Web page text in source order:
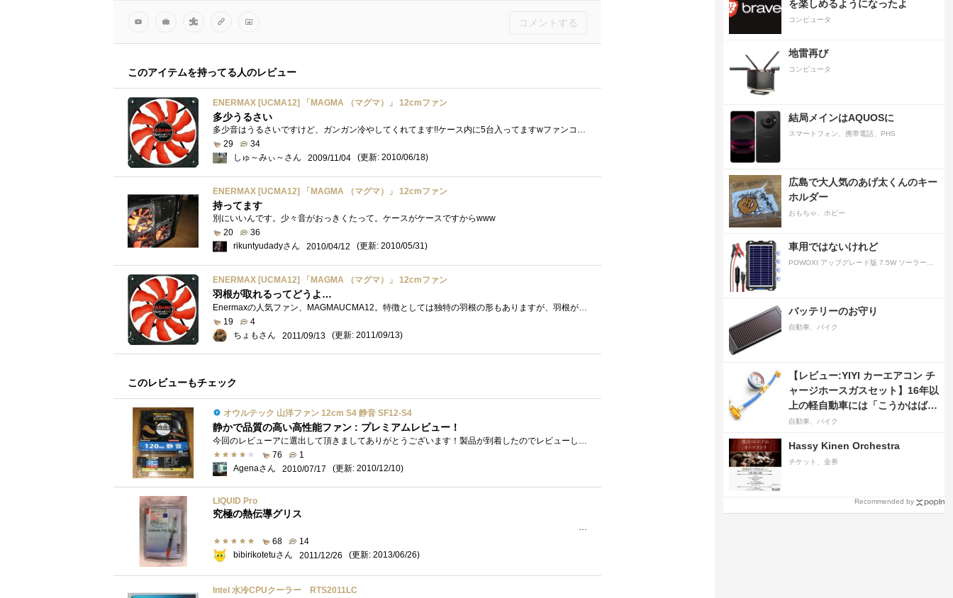
コメントする
このアイテムを持ってる人のレビュー
ENERMAX [UCMA12] 「MAGMA （マグマ）」 12cmファン
多少うるさい
多少音はうるさいですけど、ガンガン冷やしてくれてます!!ケース内に5台入ってますwファンコンで回転数を絞ってあげるととても静かになります。
29
34
しゅ～みぃ～さん
2009/11/04 (更新: 2010/06/18)
ENERMAX [UCMA12] 「MAGMA （マグマ）」 12cmファン
持ってます
別にいいんです。少々音がおっきくたって。ケースがケースですからwww
20
36
rikuntyudadyさん
2010/04/12 (更新: 2010/05/31)
ENERMAX [UCMA12] 「MAGMA （マグマ）」 12cmファン
羽根が取れるってどうよ…
Enermaxの人気ファン、MAGMAUCMA12。特徴としては独特の羽根の形もありますが、羽根が取れてお手入れ簡単！っていうのも売りとのこと。でも、本来�...
19
4
ちょもさん
2011/09/13 (更新: 2011/09/13)
このレビューもチェック
オウルテック 山洋ファン 12cm S4 静音 SF12-S4
静かで品質の高い高性能ファン : プレミアムレビュー！
今回のレビューアに選出して頂きましてありがとうございます！製品が到着したのでレビューしていきます。アイテム情報の写真を見るとモータ�...
76
1
Agenaさん
2010/07/17 (更新: 2010/12/10)
LIQUID Pro
究極の熱伝導グリス
最終更新日2013/6/26塗り方・他のグリスとの比較�...
68
14
bibirikotetuさん
2011/12/26 (更新: 2013/06/26)
Intel 水冷CPUクーラー RTS2011LC
を楽しめるようになったよ
コンピュータ
地雷再び
コンピュータ
結局メインはAQUOSに
スマートフォン、携帯電話、PHS
広島で大人気のあげ太くんのキー
ホルダー
おもちゃ、ホビー
車用ではないけれど
バッテリーのお守り
自動車、バイク
【レビュー:YIYI カーエアコン チ
ャージホースガスセット】16年以
上の軽自動車には「こうかはばつ
ぐんだ」が…
自動車、バイク
Hassy Kinen Orchestra
チケット、金券
Recommended by